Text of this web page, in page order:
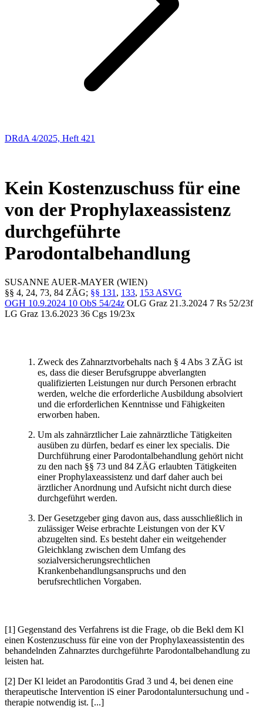
DRdA 4/2025, Heft 421
Kein Kostenzuschuss für eine
von der Prophylaxeassistenz
durchgeführte
Parodontalbehandlung
SUSANNE AUER-MAYER (WIEN)
§§ 4, 24, 73, 84 ZÄG; §§ 131 , 133, 153 ASVG
OGH 10.9.2024 10 ObS 54/24z OLG Graz 21.3.2024 7 Rs 52/23f
LG Graz 13.6.2023 36 Cgs 19/23x
Zweck des Zahnarztvorbehalts nach § 4 Abs 3 ZÄG ist
es, dass die dieser Berufsgruppe abverlangten
qualifizierten Leistungen nur durch Personen erbracht
werden, welche die erforderliche Ausbildung absolviert
und die erforderlichen Kenntnisse und Fähigkeiten
erworben haben.
Um als zahnärztlicher Laie zahnärztliche Tätigkeiten
ausüben zu dürfen, bedarf es einer lex specialis. Die
Durchführung einer Parodontalbehandlung gehört nicht
zu den nach §§ 73 und 84 ZÄG erlaubten Tätigkeiten
einer Prophylaxeassistenz und darf daher auch bei
ärztlicher Anordnung und Aufsicht nicht durch diese
durchgeführt werden.
Der Gesetzgeber ging davon aus, dass ausschließlich in
zulässiger Weise erbrachte Leistungen von der KV
abzugelten sind. Es besteht daher ein weitgehender
Gleichklang zwischen dem Umfang des
sozialversicherungsrechtlichen
Krankenbehandlungsanspruchs und den
berufsrechtlichen Vorgaben.
[1] Gegenstand des Verfahrens ist die Frage, ob die Bekl dem Kl
einen Kostenzuschuss für eine von der Prophylaxeassistentin des
behandelnden Zahnarztes durchgeführte Parodontalbehandlung zu
leisten hat.
[2] Der Kl leidet an Parodontitis Grad 3 und 4, bei denen eine
therapeutische Intervention iS einer Parodontaluntersuchung und -
therapie notwendig ist. [...]